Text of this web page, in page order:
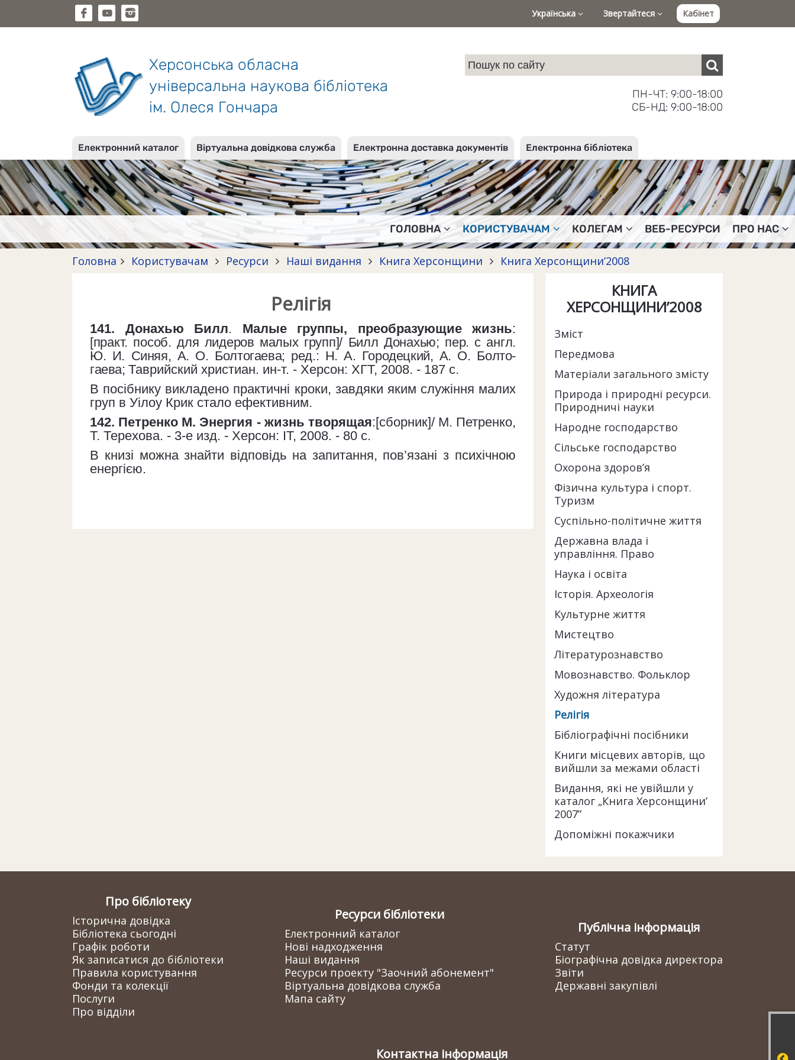
Українська Звертайтеся Кабінет
Херсонська обласна
універсальна наукова бібліотека
ім. Олеся Гончара
ПН-ЧТ: 9:00-18:00
СБ-НД: 9:00-18:00
Електронний каталог Віртуальна довідкова служба Електронна доставка документів Електронна бібліотека
ГОЛОВНА КОРИСТУВАЧАМ КОЛЕГАМ ВЕБ-РЕСУРСИ ПРО НАС
Головна Користувачам Ресурси Наші видання Книга Херсонщини Книга Херсонщини’2008
Релігія
141. Донахью Билл. Малые группы, преобразующие жизнь:
[практ. пособ. для лидеров малых групп]/ Билл Донахью; пер. с англ.
Ю. И. Синяя, А. О. Болтогаева; ред.: Н. А. Городецкий, А. О. Болто-
гаева;Таврийский христиан. ин-т. - Херсон: ХГТ, 2008. - 187 с.
В посібнику викладено практичні кроки, завдяки яким служіння малих
груп в Уілоу Крик стало ефективним.
142. Петренко М. Энергия - жизнь творящая:[сборник]/ М. Петренко,
Т. Терехова. - 3-е изд. - Херсон: ІТ, 2008. - 80 с.
В книзі можна знайти відповідь на запитання, пов’язані з психічною
енергією.
КНИГА
ХЕРСОНЩИНИ’2008
Зміст
Передмова
Матеріали загального змісту
Природа і природні ресурси.
Природничі науки
Народне господарство
Сільське господарство
Охорона здоров’я
Фізична культура і спорт.
Туризм
Суспільно-політичне життя
Державна влада і
управління. Право
Наука і освіта
Історія. Археологія
Культурне життя
Мистецтво
Літературознавство
Мовознавство. Фольклор
Художня література
Релігія
Бібліографічні посібники
Книги місцевих авторів, що
вийшли за межами області
Видання, які не увійшли у
каталог „Книга Херсонщини’
2007”
Допоміжні покажчики
Про бібліотеку
Історична довідка
Бібліотека сьогодні
Графік роботи
Як записатися до бібліотеки
Правила користування
Фонди та колекції
Послуги
Про відділи
Ресурси бібліотеки
Електронний каталог
Нові надходження
Наші видання
Ресурси проекту "Заочний абонемент"
Віртуальна довідкова служба
Мапа сайту
Публічна інформація
Статут
Біографічна довідка директора
Звіти
Державні закупівлі
Контактна інформація